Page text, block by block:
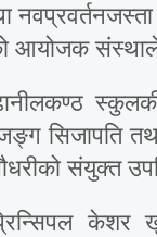
आयोजक
स्कुलकी
सिजापति
संयुक्त
केशर